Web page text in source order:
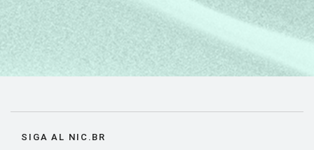
SIGA AL NIC.BR